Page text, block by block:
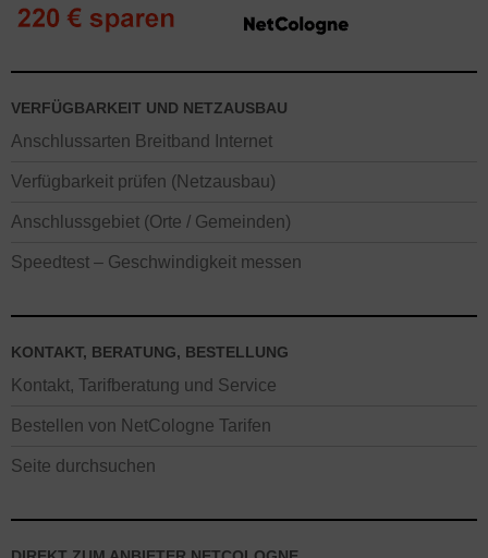
VERFÜGBARKEIT UND NETZAUSBAU
Anschlussarten Breitband Internet
Verfügbarkeit prüfen (Netzausbau)
Anschlussgebiet (Orte / Gemeinden)
Speedtest – Geschwindigkeit messen
KONTAKT, BERATUNG, BESTELLUNG
Kontakt, Tarifberatung und Service
Bestellen von NetCologne Tarifen
Seite durchsuchen